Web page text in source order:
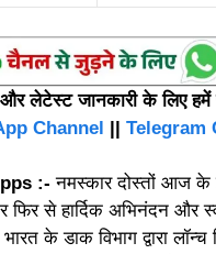
लेटेस्ट जानकारी के लिए हमें
Channel || Telegram
:-नमस्कार दोस्तों आज
से हार्दिक अभिनंदन और
के डाक विभाग द्वारा